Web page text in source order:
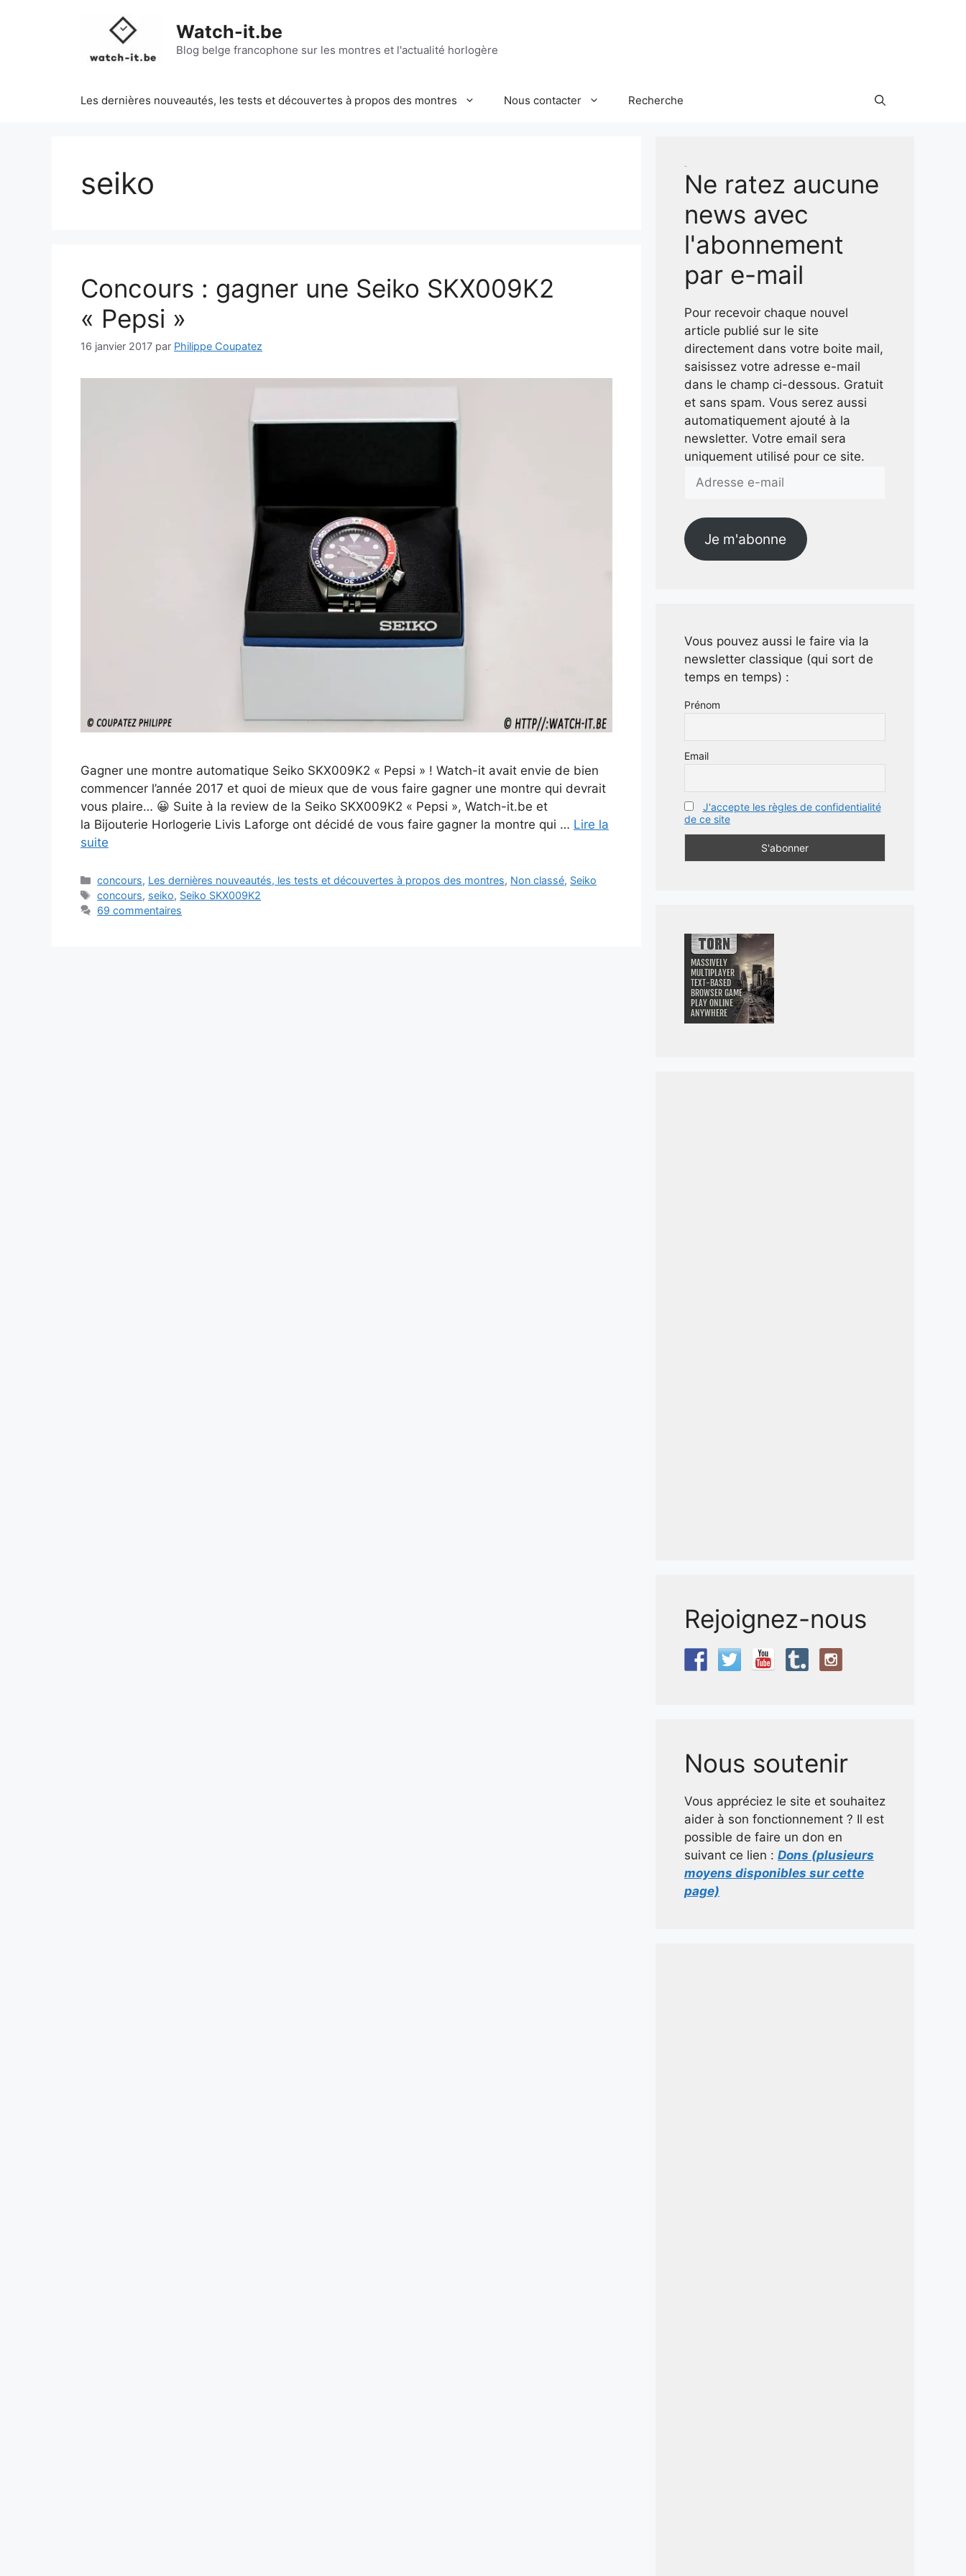
Watch-it.be
Blog belge francophone sur les montres et l'actualité horlogère
Les dernières nouveautés, les tests et découvertes à propos des montres Nous contacter Recherche
seiko
Concours : gagner une Seiko SKX009K2
« Pepsi »
16 janvier 2017 par Philippe Coupatez
Gagner une montre automatique Seiko SKX009K2 « Pepsi » ! Watch-it avait envie de bien
commencer l’année 2017 et quoi de mieux que de vous faire gagner une montre qui devrait
vous plaire… 😀 Suite à la review de la Seiko SKX009K2 « Pepsi », Watch-it.be et
la Bijouterie Horlogerie Livis Laforge ont décidé de vous faire gagner la montre qui … Lire la
suite
Catégories
concours, Les dernières nouveautés, les tests et découvertes à propos des montres, Non classé, Seiko
Étiquettes
concours, seiko, Seiko SKX009K2
69 commentaires
Ne ratez aucune
news avec
l'abonnement
par e-mail
Pour recevoir chaque nouvel
article publié sur le site
directement dans votre boite mail,
saisissez votre adresse e-mail
dans le champ ci-dessous. Gratuit
et sans spam. Vous serez aussi
automatiquement ajouté à la
newsletter. Votre email sera
uniquement utilisé pour ce site.
e-
Je m'abonne
Vous pouvez aussi le faire via la
newsletter classique (qui sort de
temps en temps) :
Prénom
Email
J'accepte les règles de confidentialité
de ce site
Rejoignez-nous
Nous soutenir
Vous appréciez le site et souhaitez
aider à son fonctionnement ? Il est
possible de faire un don en
suivant ce lien : Dons (plusieurs
moyens disponibles sur cette
page)